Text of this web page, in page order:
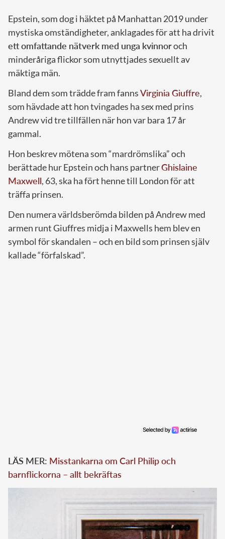
Epstein, som dog i häktet på Manhattan 2019 under
mystiska omständigheter, anklagades för att ha drivit
ett omfattande nätverk med unga kvinnoroch
minderåriga flickor som utnyttjades sexuellt av
mäktiga män.
Bland dem som trädde fram fannsVirginia Giuffre,
som hävdade att hon tvingades ha sex med prins
Andrew vid tre tillfällen när hon var bara 17 år
gammal.
Hon beskrev mötena som “mardrömslika” och
berättade hur Epstein och hans partnerGhislaine
Maxwell, 63, ska ha fört henne till London för att
träffa prinsen.
Den numera världsberömda bilden på Andrew med
armen runt Giuffres midja i Maxwells hem blev en
symbol för skandalen – och en bild som prinsen själv
kallade “förfalskad”.
LÄS MER: Misstankarna om Carl Philip och
barnflickorna – allt bekräftas